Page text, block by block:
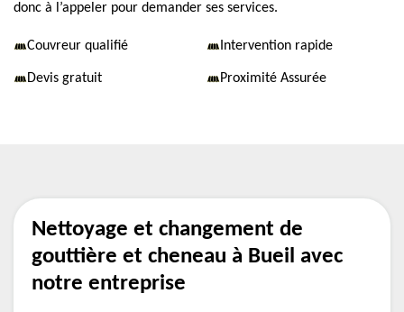
donc à l’appeler pour demander ses services.
Couvreur qualifié Intervention rapide
Devis gratuit Proximité Assurée
Nettoyage et changement de
gouttière et cheneau à Bueil avec
notre entreprise